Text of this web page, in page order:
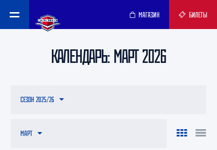
МАГАЗИН БИЛЕТЫ
КАЛЕНДАРЬ: МАРТ 2026
МАРТ
СЕЗОН 2025/26